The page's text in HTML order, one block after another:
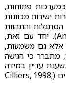
פתוחות,
ישירות מכוונות
הסתגלות והתהוות
(Anderson, 1999; Uhl-Bien & Arena, 2018). יחד עם זאת,
אלא גם משמעות,
מתברר כי הגישה
עדיין במידה
רבה על תיאור מערכתי של אינטראקציות ותהליכים (Cilliers, 1998;